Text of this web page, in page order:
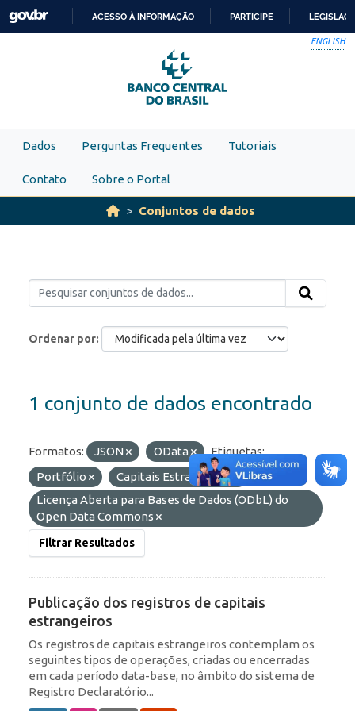
Skip to main content
PARA
O
CONTEÚDO
ACESSO À INFORMAÇÃO PARTICIPE
ENGLISH
Dados Perguntas Frequentes Tutoriais
Contato Sobre o Portal
Conjuntos de dados
Ordenar por
1 conjunto de dados encontrado
Formatos: JSON OData
Etiquetas:
Portfólio
Capitais Estrangeiros
Licenças:
Licença Aberta para Bases de Dados (ODbL) do
Open Data Commons
Filtrar Resultados
Publicação dos registros de capitais
estrangeiros
Os registros de capitais estrangeiros contemplam os
seguintes tipos de operações, criadas ou encerradas
em cada período data-base, no âmbito do sistema de
Registro Declaratório...